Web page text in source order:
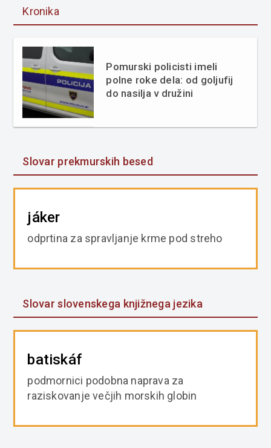
Kronika
Pomurski policisti imeli
polne roke dela: od goljufij
do nasilja v družini
Slovar prekmurskih besed
jáker
odprtina za spravljanje krme pod streho
Slovar slovenskega knjižnega jezika
batiskáf
podmornici podobna naprava za
raziskovanje večjih morskih globin